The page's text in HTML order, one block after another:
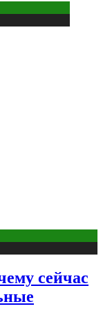
сейчас